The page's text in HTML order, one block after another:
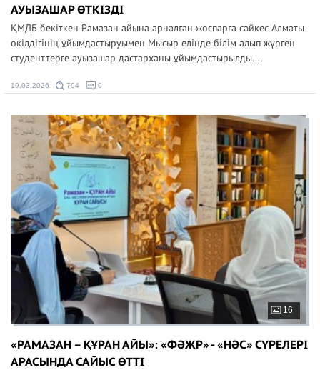
АУЫЗАШАР ӨТКІЗДІ
ҚМДБ бекіткен Рамазан айына арналған жоспарға сәйкес Алматы
өкілдігінің ұйымдастыруымен Мысыр елінде білім алып жүрген
студенттерге ауызашар дастарханы ұйымдастырылды....
19.03.2026 794 0
16
«РАМАЗАН – ҚҰРАН АЙЫ»: «ФӘЖР» - «НӘС» СҮРЕЛЕРІ
АРАСЫНДА САЙЫС ӨТТІ